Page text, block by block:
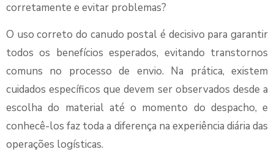
corretamente e evitar problemas?
O uso correto do canudo postal é decisivo para garantir
todos os benefícios esperados, evitando transtornos
comuns no processo de envio. Na prática, existem
cuidados específicos que devem ser observados desde a
escolha do material até o momento do despacho, e
conhecê-los faz toda a diferença na experiência diária das
operações logísticas.